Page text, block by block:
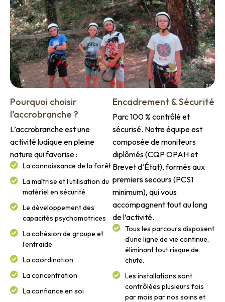
Pourquoi choisir
l’accrobranche ?
L’accrobranche est une
activité ludique en pleine
nature qui favorise :
La connaissance de la forêt
La maîtrise et l’utilisation du
matériel en sécurité
Le développement des
capacités psychomotrices
La cohésion de groupe et
l’entraide
La coordination
La concentration
La confiance en soi
Encadrement & Sécurité
Parc 100 % contrôlé et
sécurisé. Notre équipe est
composée de moniteurs
diplômés (CQP OPAH et
Brevet d’État), formés aux
premiers secours (PCS1
minimum), qui vous
accompagnent tout au long
de l’activité.
Tous les parcours disposent
d’une ligne de vie continue,
éliminant tout risque de
chute.
Les installations sont
contrôlées plusieurs fois
par mois par nos soins et